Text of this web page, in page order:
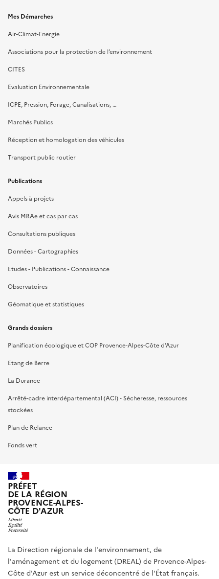
Mes Démarches
Air-Climat-Energie
Associations pour la protection de l’environnement
CITES
Evaluation Environnementale
ICPE, Pression, Forage, Canalisations, …
Marchés Publics
Réception et homologation des véhicules
Transport public routier
Publications
Appels à projets
Avis MRAe et cas par cas
Consultations publiques
Données - Cartographies
Etudes - Publications - Connaissance
Observatoires
Géomatique et statistiques
Grands dossiers
Planification écologique et COP Provence-Alpes-Côte d’Azur
Etang de Berre
La Durance
Arrêté-cadre interdépartemental (ACI) - Sécheresse, ressources
stockées
Plan de Relance
Fonds vert
PRÉFET
DE LA RÉGION
PROVENCE-ALPES-
CÔTE D'AZUR
La Direction régionale de l'environnement, de
l'aménagement et du logement (DREAL) de Provence-Alpes-
Côte d'Azur est un service déconcentré de l'État français.